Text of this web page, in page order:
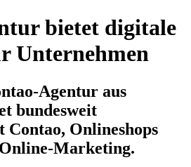
bietet digitale
Unternehmen
Agentur aus
bundesweit
Onlineshops
Marketing.